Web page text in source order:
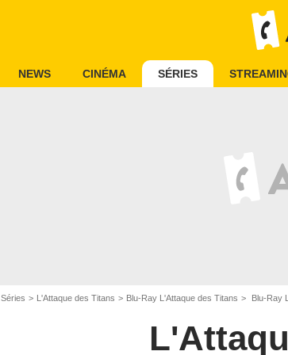
NEWS CINÉMA SÉRIES
Séries L'Attaque des Titans Blu-Ray L'Attaque des Titans Blu-Ray